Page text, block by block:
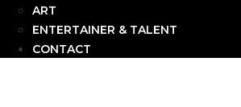
ART
ENTERTAINER & TALENT
CONTACT